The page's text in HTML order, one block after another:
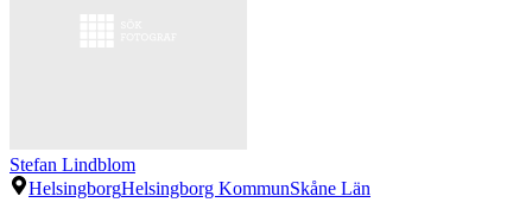
Stefan Lindblom
HelsingborgHelsingborg KommunSkåne Län